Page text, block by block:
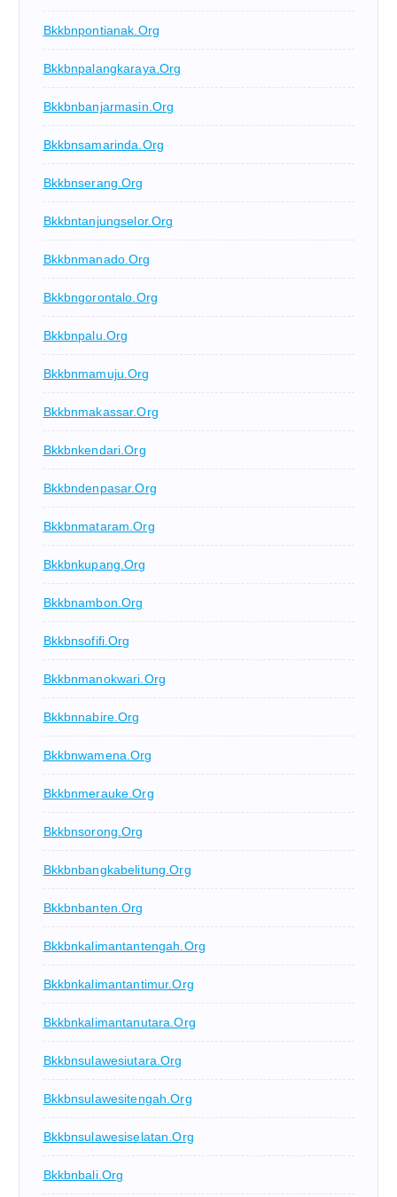
Bkkbnpontianak.org
Bkkbnpalangkaraya.org
Bkkbnbanjarmasin.org
Bkkbnsamarinda.org
Bkkbnserang.org
Bkkbntanjungselor.org
Bkkbnmanado.org
Bkkbngorontalo.org
Bkkbnpalu.org
Bkkbnmamuju.org
Bkkbnmakassar.org
Bkkbnkendari.org
Bkkbndenpasar.org
Bkkbnmataram.org
Bkkbnkupang.org
Bkkbnambon.org
Bkkbnsofifi.org
Bkkbnmanokwari.org
Bkkbnnabire.org
Bkkbnwamena.org
Bkkbnmerauke.org
Bkkbnsorong.org
Bkkbnbangkabelitung.org
Bkkbnbanten.org
Bkkbnkalimantantengah.org
Bkkbnkalimantantimur.org
Bkkbnkalimantanutara.org
Bkkbnsulawesiutara.org
Bkkbnsulawesitengah.org
Bkkbnsulawesiselatan.org
Bkkbnbali.org